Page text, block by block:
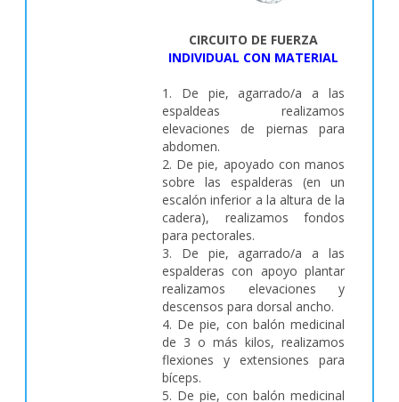
CIRCUITO DE FUERZA
INDIVIDUAL CON MATERIAL
1. De pie, agarrado/a a las
espaldeas realizamos
elevaciones de piernas para
abdomen.
2. De pie, apoyado con manos
sobre las espalderas (en un
escalón inferior a la altura de la
cadera), realizamos fondos
para pectorales.
3. De pie, agarrado/a a las
espalderas con apoyo plantar
realizamos elevaciones y
descensos para dorsal ancho.
4. De pie, con balón medicinal
de 3 o más kilos, realizamos
flexiones y extensiones para
bíceps.
5. De pie, con balón medicinal